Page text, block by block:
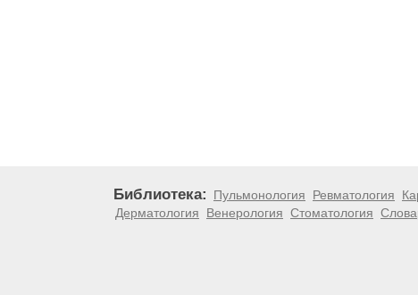
Библиотека: Пульмонология Ревматология
Дерматология
Венерология Стоматология